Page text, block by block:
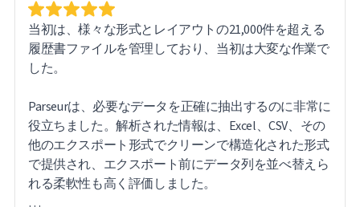
当初は、様々な形式とレイアウトの21,000件を超える
履歴書ファイルを管理しており、当初は大変な作業で
した。
Parseurは、必要なデータを正確に抽出するのに非常に
役立ちました。解析された情報は、Excel、CSV、その
他のエクスポート形式でクリーンで構造化された形式
で提供され、エクスポート前にデータ列を並べ替えら
れる柔軟性も高く評価しました。